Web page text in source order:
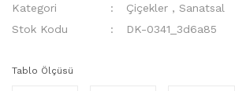
Kategori Çiçekler ,Sanatsal
Stok Kodu
DK-0341_3d6a85
Tablo Ölçüsü